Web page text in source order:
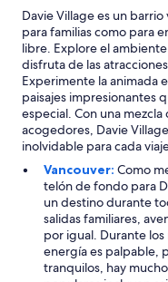
Davie Village es un
para familias como para
libre. Explore el
disfruta de las
Experimente la animada
paisajes impresionantes
especial. Con una
acogedores, Davie
inolvidable para cada
Vancouver: Como
telón de fondo para
un destino durante
salidas familiares,
por igual. Durante
energía es palpable,
tranquilos, hay